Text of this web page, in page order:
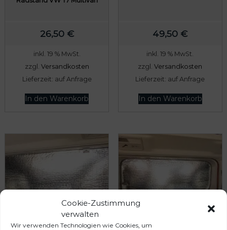
Cookie-Zustimmung
verwalten
Wir verwenden Technologien wie Cookies, um
26,50 €
inkl. 19 % MwSt.
zzgl. Versandkosten
Lieferzeit: auf Anfrage
In den Warenkorb
49,50 €
inkl. 19 % MwSt.
zzgl.Versandkosten
Lieferzeit: auf Anfrage
In den Warenkorb